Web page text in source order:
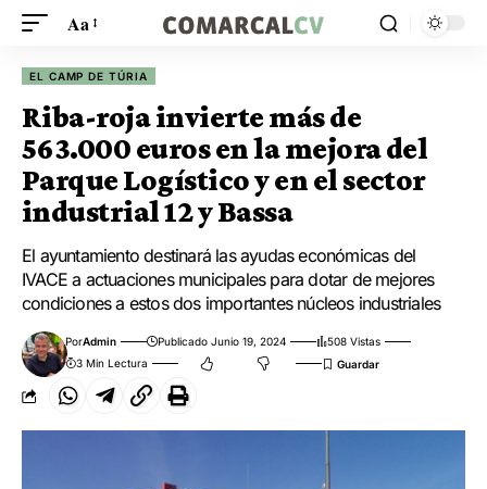
Aa
EL CAMP DE TÚRIA
Riba-roja invierte más de
563.000 euros en la mejora del
Parque Logístico y en el sector
industrial 12 y Bassa
El ayuntamiento destinará las ayudas económicas del
IVACE a actuaciones municipales para dotar de mejores
condiciones a estos dos importantes núcleos industriales
PorAdmin Publicado Junio 19, 2024
508 Vistas
3 Min Lectura